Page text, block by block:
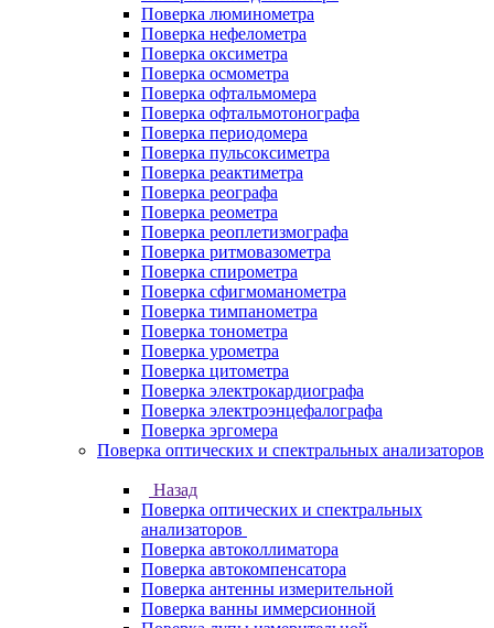
Поверка люминометра
Поверка нефелометра
Поверка оксиметра
Поверка осмометра
Поверка офтальмомера
Поверка офтальмотонографа
Поверка периодомера
Поверка пульсоксиметра
Поверка реактиметра
Поверка реографа
Поверка реометра
Поверка реоплетизмографа
Поверка ритмовазометра
Поверка спирометра
Поверка сфигмоманометра
Поверка тимпанометра
Поверка тонометра
Поверка урометра
Поверка цитометра
Поверка электрокардиографа
Поверка электроэнцефалографа
Поверка эргомера
Поверка оптических и спектральных анализаторов
Назад
Поверка оптических и спектральных
анализаторов
Поверка автоколлиматора
Поверка автокомпенсатора
Поверка антенны измерительной
Поверка ванны иммерсионной